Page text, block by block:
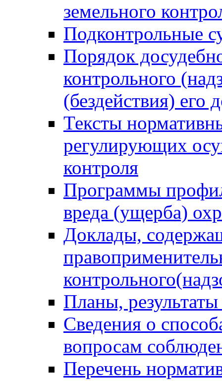
земельного
Подконтрольные
Порядок
контрольного
(бездействия)
Тексты
регулирующих
контроля
Программы
вреда (ущерба)
Доклады,
Планы,
Сведения о
вопросам
Перечень